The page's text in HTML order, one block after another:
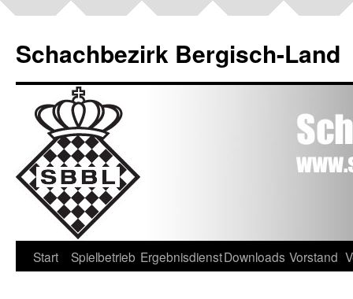
Schachbezirk Bergisch-Land
Start Spielbetrieb ErgebnisdienstDownloads Vorstand